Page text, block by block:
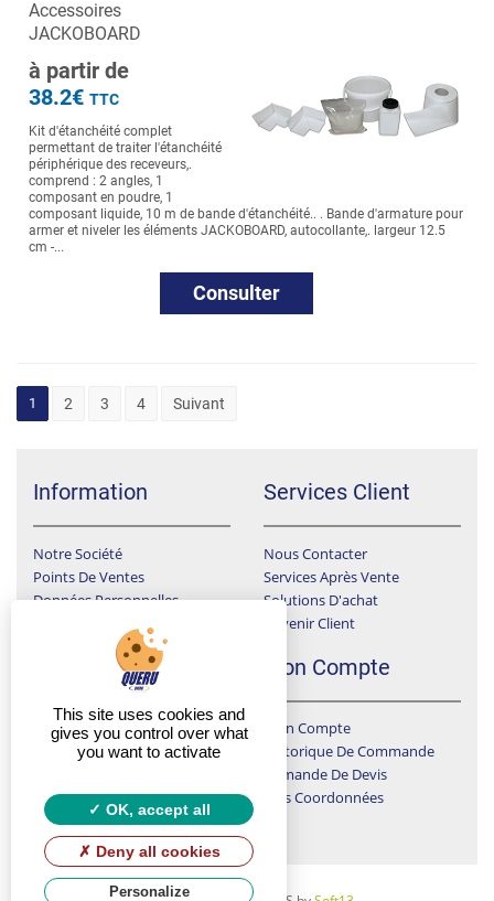
Accessoires
JACKOBOARD
à partir de
38.2€ TTC
Kit d'étanchéité complet
permettant de traiter l'étanchéité
périphérique des receveurs,.
comprend : 2 angles, 1
composant en poudre, 1
composant liquide, 10 m de bande d'étanchéité.. . Bande d'armature pour
armer et niveler les éléments JACKOBOARD, autocollante,. largeur 12.5
cm -...
Consulter
1 2 3 4 Suivant
Information
Notre Société
Points De Ventes
Données Personnelles
Services Client
Nous Contacter
Services Après Vente
Solutions D'achat
Devenir Client
A Qui Dois-Je Envoyer Ma Demande De Devis ?
J'ai Choisi Un Produit Sur Le Catalogue Que Je Ne Trouve Pas En Ligne
Y A T-IL UN SUIVI DES CHANTIERS ?
Mon Compte
Mon Compte
Historique De Commande
Demande De Devis
Mes Coordonnées
This site uses cookies and
gives you control over what
you want to activate
OK, accept all
Deny all cookies
Personalize